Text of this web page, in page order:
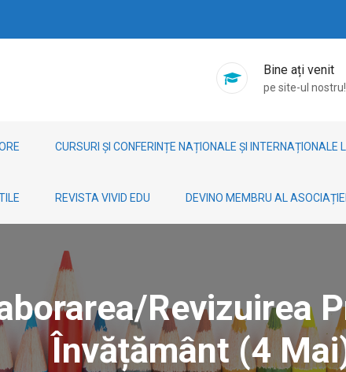
Bine ați venit
pe site-ul nostru!
CURSURI ȘI CONFERINȚE NAȚIONALE ȘI INTERNAȚIONALE
REVISTA VIVID EDU DEVINO MEMBRU AL ASOCIAȚIEI
revizuirea
Învățământ (4